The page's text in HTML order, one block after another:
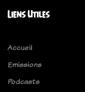
Liens Utiles
Accueil
Emissions
Podcasts